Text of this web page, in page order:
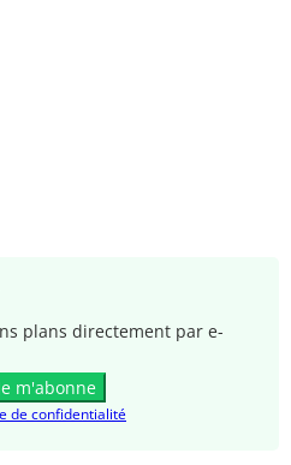
plans directement par e-
m'abonne
de confidentialité